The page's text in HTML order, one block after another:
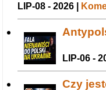
LIP-08 - 2026 |
LIP-06 -
Czy